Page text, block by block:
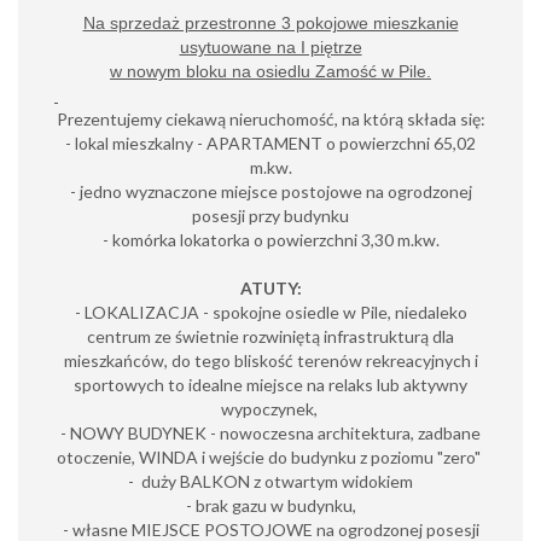
Na sprzedaż przestronne 3 pokojowe mieszkanie
usytuowane na I piętrze
w nowym bloku na osiedlu Zamość w Pile.
Prezentujemy ciekawą nieruchomość, na którą składa się:
- lokal mieszkalny - APARTAMENT o powierzchni 65,02
m.kw.
- jedno wyznaczone miejsce postojowe na ogrodzonej
posesji przy budynku
- komórka lokatorka o powierzchni 3,30 m.kw.
ATUTY:
- LOKALIZACJA - spokojne osiedle w Pile, niedaleko
centrum ze świetnie rozwiniętą infrastrukturą dla
mieszkańców, do tego bliskość terenów rekreacyjnych i
sportowych to idealne miejsce na relaks lub aktywny
wypoczynek,
- NOWY BUDYNEK - nowoczesna architektura, zadbane
otoczenie, WINDA i wejście do budynku z poziomu "zero"
- duży BALKON z otwartym widokiem
- brak gazu w budynku,
- własne MIEJSCE POSTOJOWE na ogrodzonej posesji